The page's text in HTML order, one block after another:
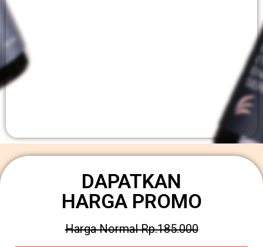
DAPATKAN
HARGA PROMO
Harga Normal Rp.185.000